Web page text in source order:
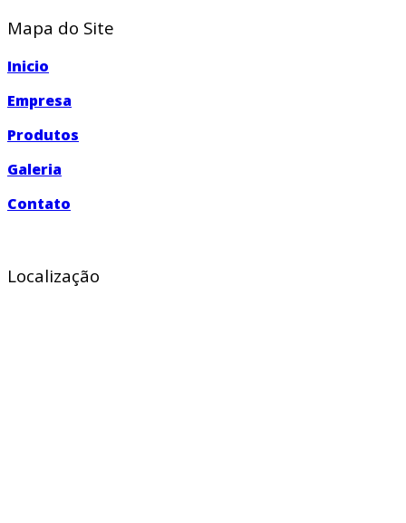
Mapa do Site
Inicio
Empresa
Produtos
Galeria
Contato
Localização